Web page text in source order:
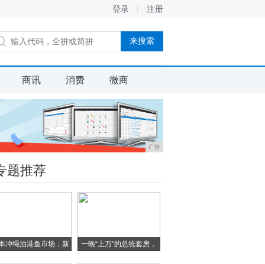
登录 注册
商讯 消费 微商
广告
题推荐
冲绳泊港鱼市场，新
一晚“上万”的总统套房，